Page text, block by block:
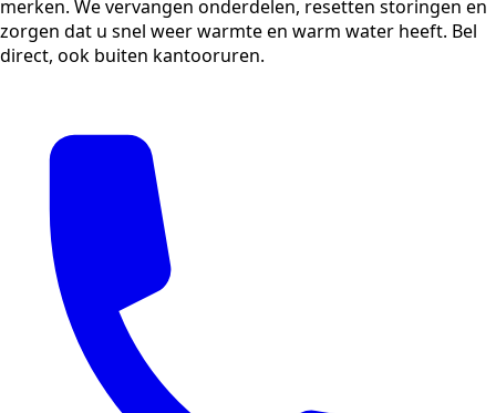
merken. We vervangen onderdelen, resetten storingen en
zorgen dat u snel weer warmte en warm water heeft. Bel
direct, ook buiten kantooruren.